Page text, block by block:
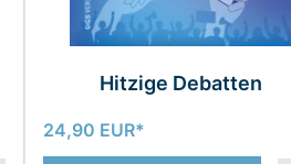
Hitzige Debatten
24,90 EUR